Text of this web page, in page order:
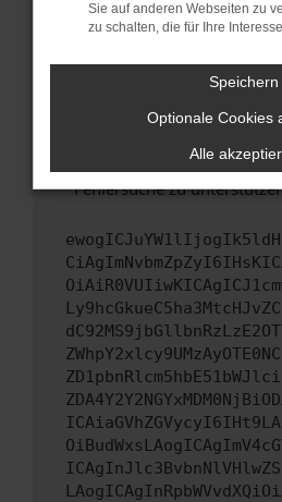
führen, dass bestimmte
unterstützt werden.
Wende dich an den
Wenn du alle oben
hast, kontaktiere uns bitte.
uns diesen Text schicken,
Fehlersuche zu
Sie auf anderen Webseiten zu
zu schalten, die für Ihre
Speichern
Optionale Cookies
Alle